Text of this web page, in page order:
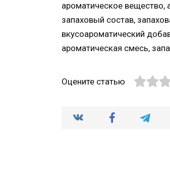
ароматическое вещество,
запаховый состав,
вкусоароматический
ароматическая смесь,
Оцените статью